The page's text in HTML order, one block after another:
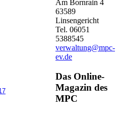
Am Bornrain 4
63589
Linsengericht
Tel. 06051
5388545
verwaltung@mpc-
ev.de
Das Online-
Magazin des
MPC